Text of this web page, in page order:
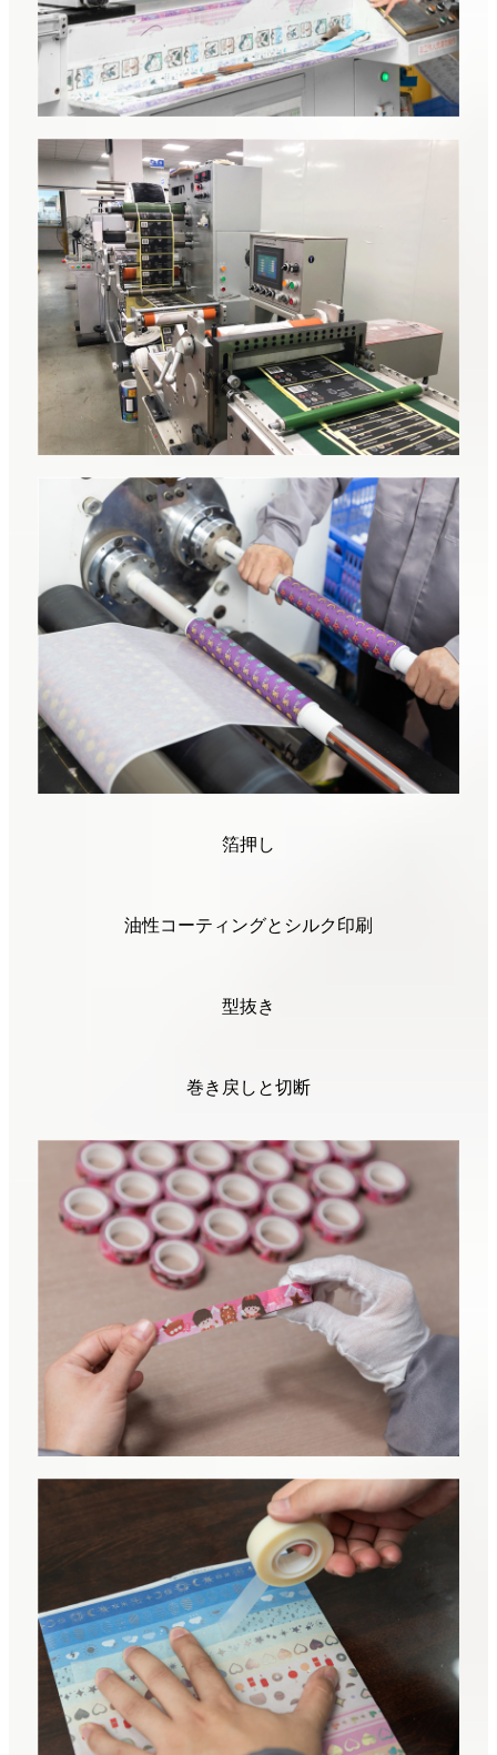
箔押し
油性コーティングとシルク印刷
型抜き
巻き戻しと切断